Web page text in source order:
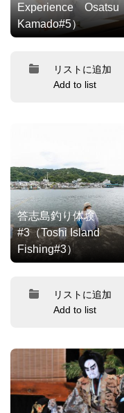
Experience Osatsu
Kamado#5）
リストに追加
Add to list
答志島釣り体験
#3（Toshi Island
Fishing#3）
リストに追加
Add to list